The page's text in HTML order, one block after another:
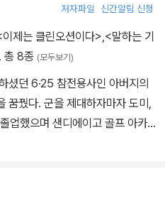
저자파일 신간알림 신청
이제는 클린오션이다>,<말하는 기
총 8종 (모두보기)
셨던 6·25 참전용사인 아버지의
꿈꿨다. 군을 제대하자마자 도미,
업했으며 샌디에이고 골프 아카데
학 시절 <월간 유학>의 미국 특파